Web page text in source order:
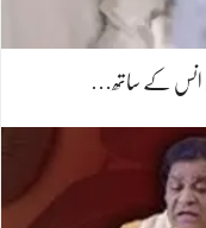
انس کے ساتھ…